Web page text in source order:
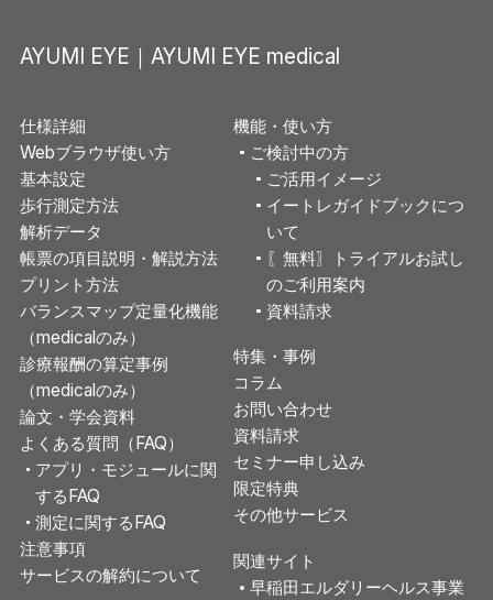
AYUMI EYE｜AYUMI EYE medical
仕様詳細
Webブラウザ使い方
基本設定
歩行測定方法
解析データ
帳票の項目説明・解説方法
プリント方法
バランスマップ定量化機能
（medicalのみ）
診療報酬の算定事例
（medicalのみ）
論文・学会資料
よくある質問（FAQ）
アプリ・モジュールに関
するFAQ
測定に関するFAQ
注意事項
サービスの解約について
機能・使い方
ご検討中の方
ご活用イメージ
イートレガイドブックにつ
いて
〖無料〗トライアルお試し
のご利用案内
資料請求
特集・事例
コラム
お問い合わせ
資料請求
セミナー申し込み
限定特典
その他サービス
関連サイト
早稲田エルダリーヘルス事業